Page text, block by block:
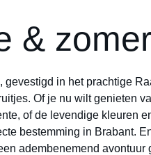
&
gevestigd in het prachtige
Of je nu wilt genieten
of de levendige kleuren
bestemming in Brabant.
adembenemend avontuur